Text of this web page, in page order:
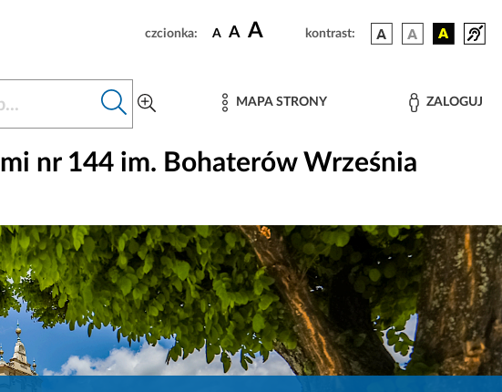
czcionka: A A A kontrast:
MAPA STRONY ZALOGUJ
nr 144 im. Bohaterów Września